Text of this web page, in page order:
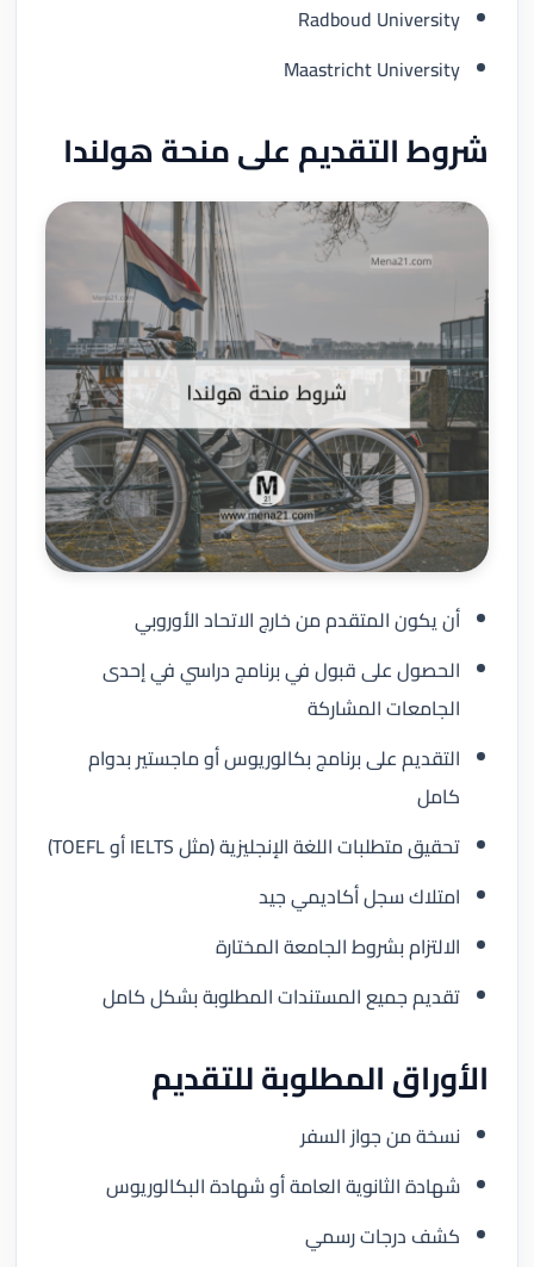
Radboud University
Maastricht University
شروط التقديم على منحة هولندا
أن يكون المتقدم من خارج الاتحاد الأوروبي
الحصول على قبول في برنامج دراسي في إحدى
الجامعات المشاركة
التقديم على برنامج بكالوريوس أو ماجستير بدوام
كامل
تحقيق متطلبات اللغة الإنجليزية (مثل IELTS أو TOEFL)
امتلاك سجل أكاديمي جيد
الالتزام بشروط الجامعة المختارة
تقديم جميع المستندات المطلوبة بشكل كامل
الأوراق المطلوبة للتقديم
نسخة من جواز السفر
شهادة الثانوية العامة أو شهادة البكالوريوس
كشف درجات رسمي